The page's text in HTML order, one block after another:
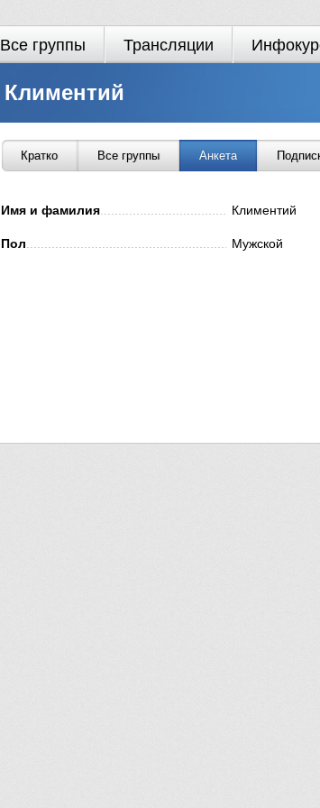
Все группы Трансляции
Климентий
Кратко Все группы Анкета
Имя и фамилия Климентий
Пол Мужской